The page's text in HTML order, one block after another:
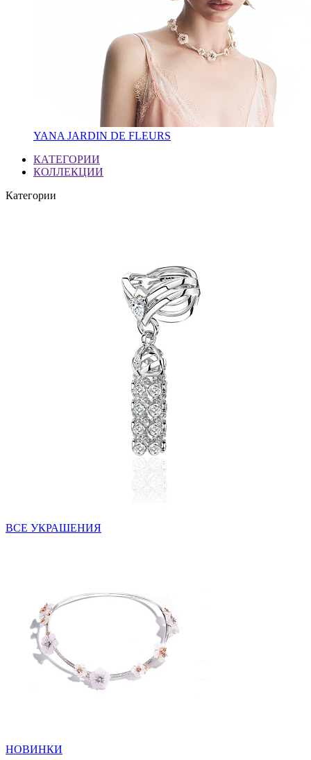
YANA JARDIN DE FLEURS
КАТЕГОРИИ
КОЛЛЕКЦИИ
Категории
ВСЕ УКРАШЕНИЯ
НОВИНКИ